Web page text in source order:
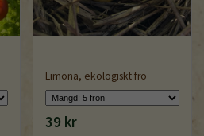
Limona, ekologiskt frö
39 kr